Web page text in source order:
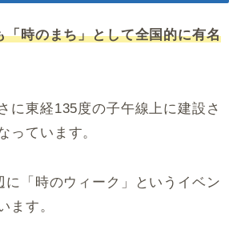
時のまち」として全国的に有名
に東経135度の子午線上に建設さ
っています。
に「時のウィーク」というイベン
ます。